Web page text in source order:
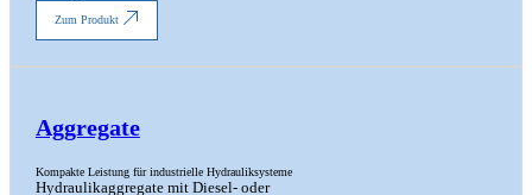
Zum Produkt
Aggregate
Kompakte Leistung für industrielle Hydrauliksysteme
Hydraulikaggregate mit Diesel- oder